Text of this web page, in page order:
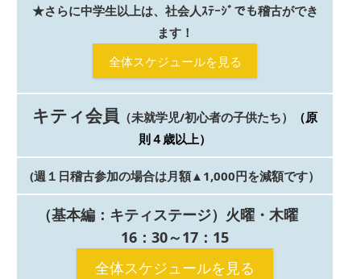
★さらに中学生以上は、社会人ｽﾃｰｼﾞでも稽古ができ
ます！
全体スケジュールを見る
キティ会員 （未就学児/初心者の子供たち）
（原
則４歳以上）
(週１日稽古参加の場合は月額▲1,000円を減額です）
（基本編：キティステージ） 火曜・木曜
16：30～17：15
全体スケジュールを見る